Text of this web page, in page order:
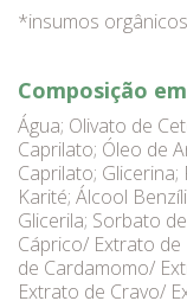
*insumos orgânicos
Composição
Água; Olivato de
Caprilato; Óleo de
Caprilato;
Karité; Álcool
Glicerila; Sorbato
Cáprico/ Extrato
de Cardamomo/
Extrato de Cravo/